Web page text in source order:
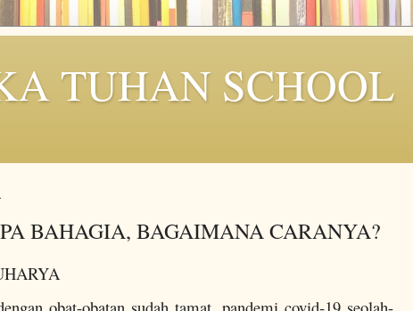
TUHAN SCHOOL
BAHAGIA, BAGAIMANA CARANYA?